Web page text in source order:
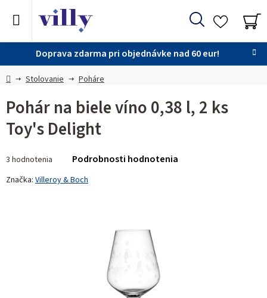
Doprava zdarma pri objednávke nad 60 eur!
Hľadať
DomovStolovanie Poháre
Pohár na biele víno 0,38 l, 2 ks
Toy's Delight
hodnotenie
produktu
3 hodnotenia Podrobnosti hodnotenia
Značka: Villeroy & Boch